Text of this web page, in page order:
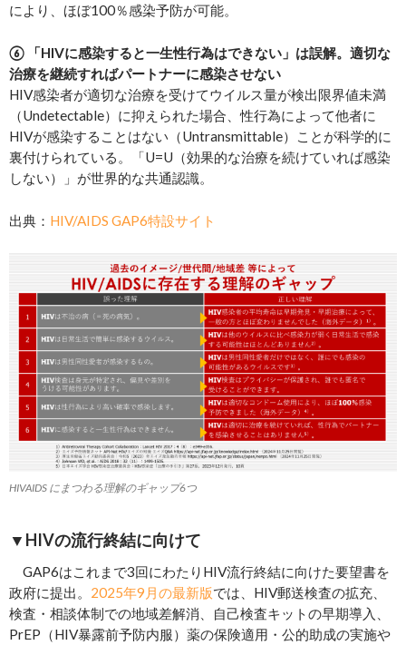
により、ほぼ100％感染予防が可能。
⑥ 「HIVに感染すると一生性行為はできない」は誤解。適切な
治療を継続すればパートナーに感染させない
HIV感染者が適切な治療を受けてウイルス量が検出限界値未満
（Undetectable）に抑えられた場合、性行為によって他者に
HIVが感染することはない（Untransmittable）ことが科学的に
裏付けられている。「U=U（効果的な治療を続けていれば感染
しない）」が世界的な共通認識。
出典： HIV/AIDS GAP6特設サイト
HIVAIDS にまつわる理解のギャップ6つ
▼HIVの流行終結に向けて
GAP6はこれまで3回にわたりHIV流行終結に向けた要望書を
政府に提出。 2025年9月の最新版では、HIV郵送検査の拡充、
検査・相談体制での地域差解消、自己検査キットの早期導入、
PrEP（HIV暴露前予防内服）薬の保険適用・公的助成の実施や